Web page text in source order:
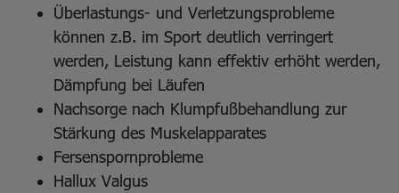
Überlastungs- und Verletzungsprobleme
können z.B. im Sport deutlich verringert
werden, Leistung kann effektiv erhöht werden,
Dämpfung bei Läufen
Nachsorge nach Klumpfußbehandlung zur
Stärkung des Muskelapparates
Fersenspornprobleme
Hallux Valgus